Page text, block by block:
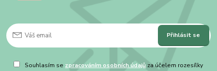
Přihlásit se
Souhlasím se zpracováním osobních údajů za účelem rozesílky